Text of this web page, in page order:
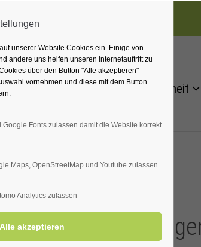
Übernachten Für Ihre Gesundheit
mit
unserer Website Cookies ein. Einige von
andere uns helfen unseren Internetauftritt zu
über den Button "Alle akzeptieren"
vornehmen und diese mit dem Button
Fonts zulassen damit die Website korrekt
Maps, OpenStreetMap und Youtube zulassen
Analytics zulassen